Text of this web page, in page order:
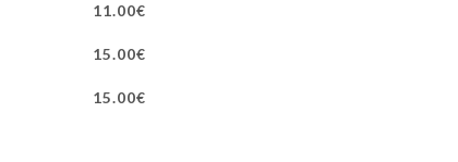
11.00€
15.00€
15.00€